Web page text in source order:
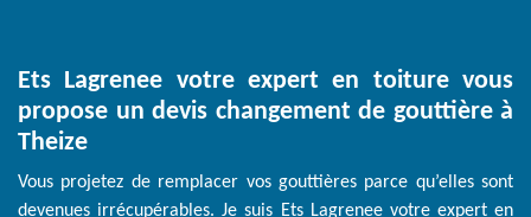
Ets Lagrenee votre expert en toiture vous
propose un devis changement de gouttière à
Theize
Vous projetez de remplacer vos gouttières parce qu’elles sont
devenues irrécupérables. Je suis Ets Lagrenee votre expert en